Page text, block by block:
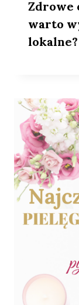
Zdrowe
warto
lokalne?